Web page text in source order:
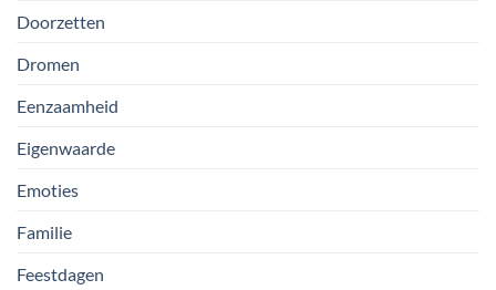
Doorzetten
Dromen
Eenzaamheid
Eigenwaarde
Emoties
Familie
Feestdagen